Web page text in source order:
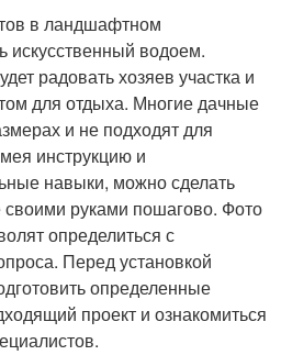
в ландшафтном
искусственный водоем.
радовать хозяев участка и
для отдыха. Многие дачные
и не подходят для
инструкцию и
навыки, можно сделать
руками пошагово. Фото
определиться с
Перед установкой
определенные
проект и ознакомиться